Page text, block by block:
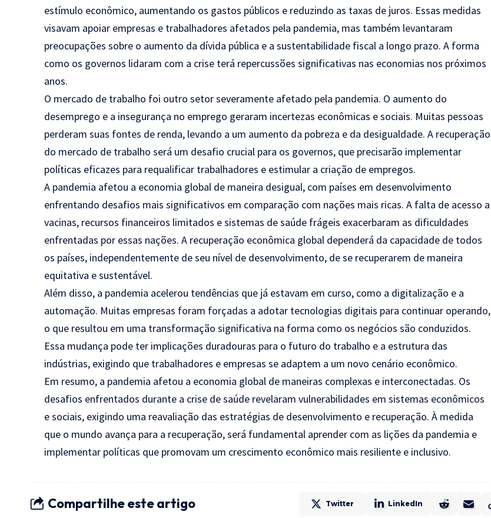
estímulo econômico, aumentando os gastos públicos e reduzindo as taxas de juros. Essas medidas
visavam apoiar empresas e trabalhadores afetados pela pandemia, mas também levantaram
preocupações sobre o aumento da dívida pública e a sustentabilidade fiscal a longo prazo. A forma
como os governos lidaram com a crise terá repercussões significativas nas economias nos próximos
anos.
O mercado de trabalho foi outro setor severamente afetado pela pandemia. O aumento do
desemprego e a insegurança no emprego geraram incertezas econômicas e sociais. Muitas pessoas
perderam suas fontes de renda, levando a um aumento da pobreza e da desigualdade. A recuperação
do mercado de trabalho será um desafio crucial para os governos, que precisarão implementar
políticas eficazes para requalificar trabalhadores e estimular a criação de empregos.
A pandemia afetou a economia global de maneira desigual, com países em desenvolvimento
enfrentando desafios mais significativos em comparação com nações mais ricas. A falta de acesso a
vacinas, recursos financeiros limitados e sistemas de saúde frágeis exacerbaram as dificuldades
enfrentadas por essas nações. A recuperação econômica global dependerá da capacidade de todos
os países, independentemente de seu nível de desenvolvimento, de se recuperarem de maneira
equitativa e sustentável.
Além disso, a pandemia acelerou tendências que já estavam em curso, como a digitalização e a
automação. Muitas empresas foram forçadas a adotar tecnologias digitais para continuar operando,
o que resultou em uma transformação significativa na forma como os negócios são conduzidos.
Essa mudança pode ter implicações duradouras para o futuro do trabalho e a estrutura das
indústrias, exigindo que trabalhadores e empresas se adaptem a um novo cenário econômico.
Em resumo, a pandemia afetou a economia global de maneiras complexas e interconectadas. Os
desafios enfrentados durante a crise de saúde revelaram vulnerabilidades em sistemas econômicos
e sociais, exigindo uma reavaliação das estratégias de desenvolvimento e recuperação. À medida
que o mundo avança para a recuperação, será fundamental aprender com as lições da pandemia e
implementar políticas que promovam um crescimento econômico mais resiliente e inclusivo.
Compartilhe este artigo Twitter LinkedIn